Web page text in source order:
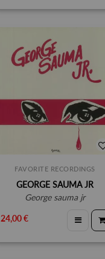
FAVORITE RECORDINGS
GEORGE SAUMA JR
george sauma jr
24,00 €